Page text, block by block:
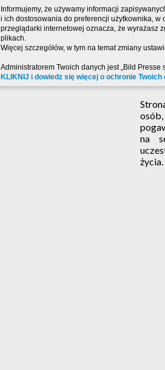
Informujemy, że używamy informacji
i ich dostosowania do preferencji użytkownika, w
przeglądarki internetowej oznacza, że wyrażasz
plikach.
Więcej szczegółów, w tym na temat zmiany
Administratorem Twoich danych jest „Bild
KLIKNIJ i dowiedz się więcej o ochronie Twoich
na
życia.